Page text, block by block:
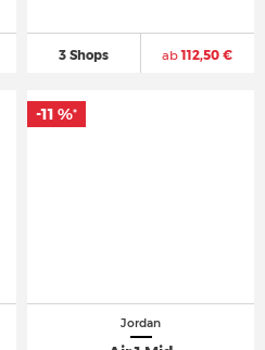
3 Shops ab112,50 €
Jordan
-11 %*